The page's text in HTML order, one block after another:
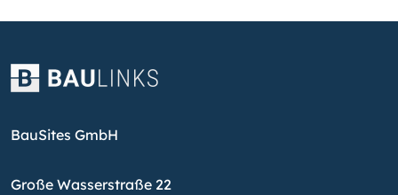
BauSites GmbH
Große Wasserstraße 22